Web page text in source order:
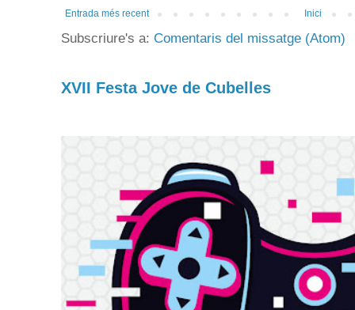
Entrada més recent Inici
Subscriure's a: Comentaris del missatge (Atom)
XVII Festa Jove de Cubelles